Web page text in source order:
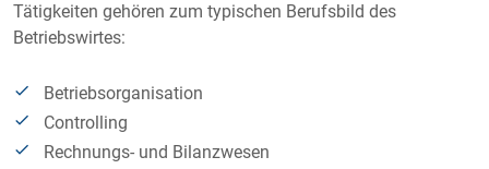
Tätigkeiten gehören zum typischen Berufsbild des
Betriebswirtes:
Betriebsorganisation
Controlling
Rechnungs- und Bilanzwesen